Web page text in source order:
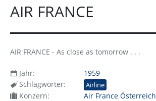
AIR FRANCE
AIR FRANCE - As close as tomorrow . . .
Jahr:
1959
Schlagwörter:
Airline
Konzern:
Air France Österreich